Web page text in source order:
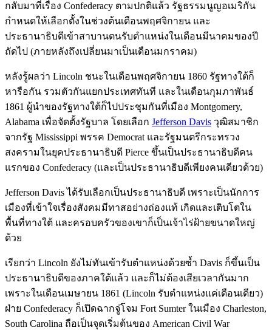
กลับมาที่เรื่อง Confederacy ตามปกติแล้ว รัฐธรรมนูญอเมริกัน
กำหนดให้เลือกตั้งในช่วงต้นเดือนพฤศจิกายน และ
ประธานาธิบดีเข้าสาบานตนรับตำแหน่งในเดือนมีนาคมของปี
ถัดไป (ภายหลังถึงเปลี่ยนมาเป็นเดือนมกราคม)
หลังรู้ผลว่า Lincoln ชนะในเดือนพฤศจิกายน 1860 รัฐทางใต้ก็
หารือกัน รวมตัวกันแยกประเทศทันที และในเดือนกุมภาพันธ์
1861 ผู้นำของรัฐทางใต้ก็ไปประชุมกันที่เมือง Montgomery,
Alabama เพื่อจัดตั้งรัฐบาล โดยเลือก Jefferson Davis วุฒิสมาชิก
จากรัฐ Mississippi พรรค Democrat และรัฐมนตรีกระทรวง
สงครามในยุคประธานาธิบดี Pierce ขึ้นเป็นประธานาธิบดีคน
แรกของ Confederacy (และเป็นประธานาธิบดีเพียงคนเดียวด้วย)
Jefferson Davis ได้รับเลือกเป็นประธานาธิบดี เพราะเป็นนักการ
เมืองที่เข้าใจเรื่องสังคมมีทาสอย่างถ่องแท้ เกิดและเติบโตใน
พื้นที่ทางใต้ และครอบครัวของเขาก็เป็นเจ้าไร่ฝ้ายขนาดใหญ่
ด้วย
เรียกว่า Lincoln ยังไม่ทันเข้ารับตำแหน่งด้วยซ้ำ Davis ก็ขึ้นเป็น
ประธานาธิบดีของภาคใต้แล้ว และก็ไม่ต้องเสียเวลากันมาก
เพราะในเดือนเมษายน 1861 (Lincoln รับตำแหน่งแค่เดือนเดียว)
ฝ่าย Confederacy ก็เปิดฉากจู่โจม Fort Sumter ในเมือง Charleston,
South Carolina ถือเป็นจุดเริ่มต้นของ American Civil War